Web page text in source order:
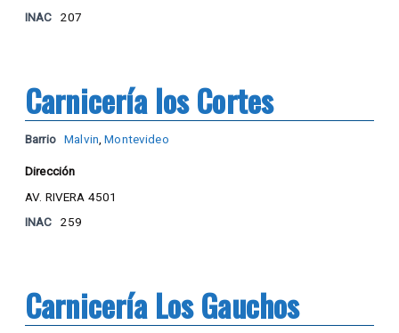
INAC
207
Carnicería los Cortes
Barrio Malvin ,Montevideo
Dirección
AV. RIVERA 4501
INAC
259
Carnicería Los Gauchos